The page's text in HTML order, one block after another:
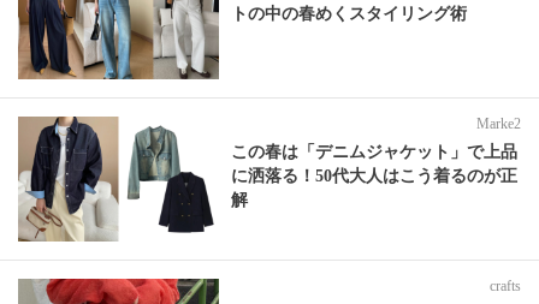
トの中の春めくスタイリング術
Marke2
この春は「デニムジャケット」で上品
に洒落る！50代大人はこう着るのが正
解
crafts